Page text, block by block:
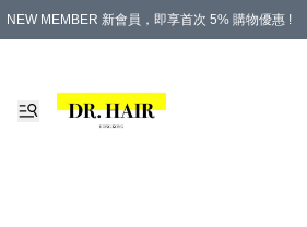
NEW MEMBER 新會員，即享首次 5% 購物優惠 !